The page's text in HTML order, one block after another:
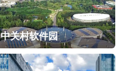
中关村软件园